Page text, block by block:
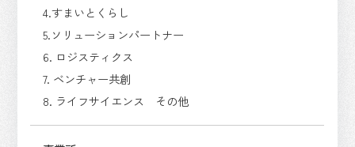
4.すまいとくらし
5.ソリューションパートナー
6. ロジスティクス
7. ベンチャー共創
8. ライフサイエンス その他